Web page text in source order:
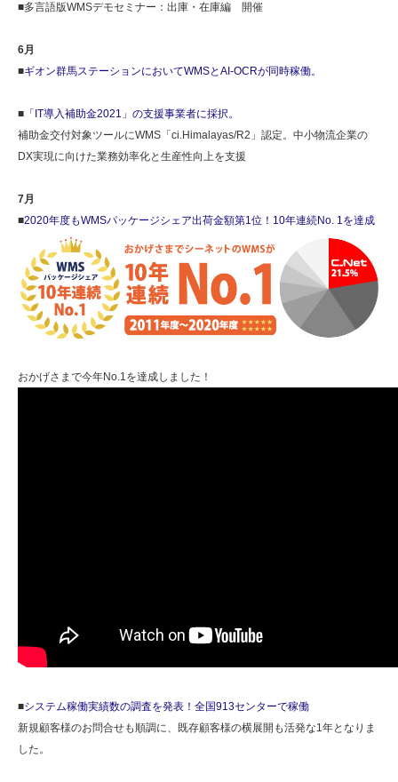
■多言語版WMSデモセミナー：出庫・在庫編 開催
6月
■ギオン群馬ステーションにおいてWMSとAI-OCRが同時稼働。
■ 「IT導入補助金2021」の支援事業者に採択。
補助金交付対象ツールにWMS「ci.Himalayas/R2」認定。中小物流企業の
DX実現に向けた業務効率化と生産性向上を支援
7月
■2020年度もWMSパッケージシェア出荷金額第1位！10年連続No. 1を達成
おかげさまで今年No.1を達成しました！
■システム稼働実績数の調査を発表！全国913センターで稼働
新規顧客様のお問合せも順調に、既存顧客様の横展開も活発な1年となりま
した。